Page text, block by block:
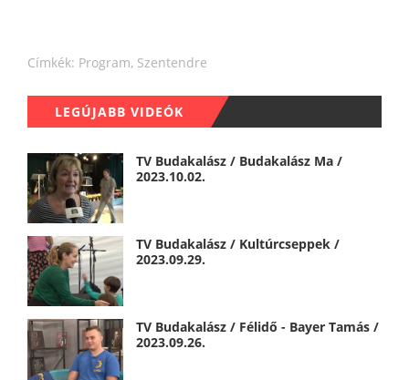
Címkék: Program, Szentendre
LEGÚJABB VIDEÓK
TV Budakalász / Budakalász Ma /
2023.10.02.
TV Budakalász / Kultúrcseppek /
2023.09.29.
TV Budakalász / Félidő - Bayer Tamás /
2023.09.26.